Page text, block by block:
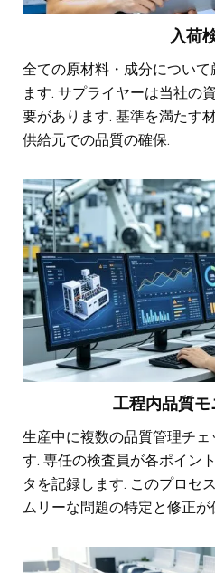
入荷
全ての原材料・成分について
ます. サプライヤーは当社の
要があります. 基準を満たす
供給元での品質の確保.
工程内品質
生産中に複数の品質管理チェ
す. 専任の検査員が各ポイン
タを記録します. このプロセ
ムリーな問題の特定と修正が